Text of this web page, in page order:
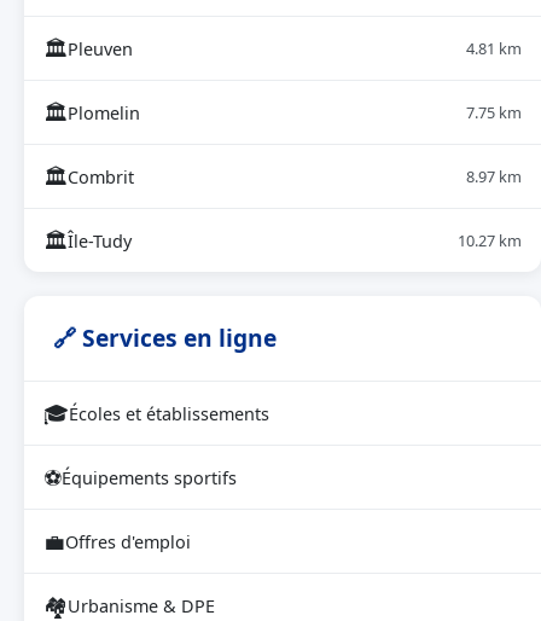
🏛Pleuven 4.81 km
🏛Plomelin 7.75 km
🏛Combrit 8.97 km
🏛Île-Tudy 10.27 km
🔗 Services en ligne
🎓Écoles et établissements
⚽Équipements sportifs
💼Offres d'emploi
🏘Urbanisme & DPE